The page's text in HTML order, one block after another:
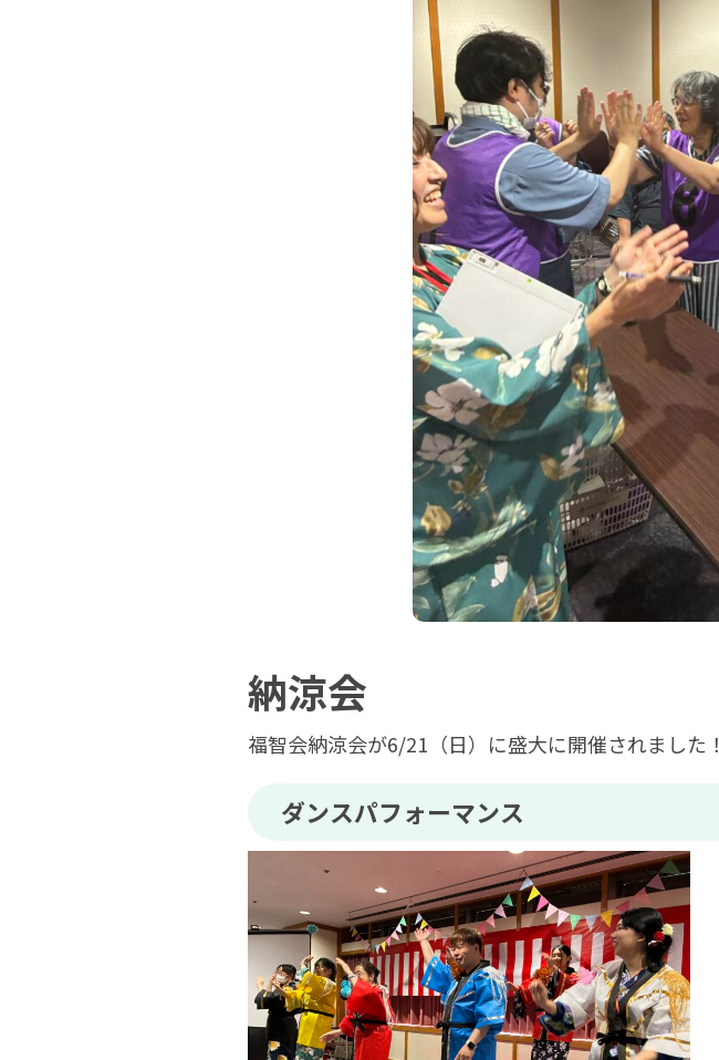
納涼会
福智会納涼会が6/21（日）に盛大に開催されました！
ダンスパフォーマンス